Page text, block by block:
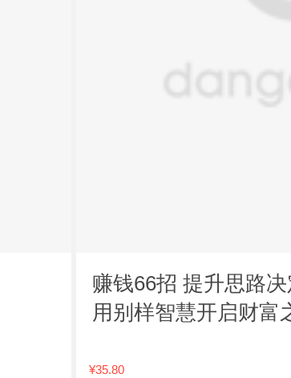
赚钱66招 提升思路
用别样智慧开启财富
¥35.80